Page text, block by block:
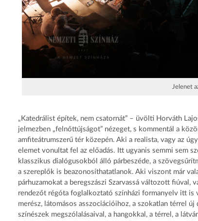
Jelenet
„Katedrálist építek, nem csatornát” – üvölti Horváth
jelmezben „felnőttújságot” nézeget, s kommentál a
amfiteátrumszerű tér közepén. Aki a realista, vagy az
elemet vonultat fel az előadás. Itt ugyanis semmi sem
klasszikus dialógusokból álló párbeszéde, a
a szereplők is beazonosíthatatlanok. Aki viszont már
párhuzamokat a beregszászi Szarvassá változott
rendezőt régóta foglalkoztató színházi formanyelv itt is
merész, látomásos asszociációihoz, a szokatlan térrel
színészek megszólalásaival, a hangokkal, a térrel, a